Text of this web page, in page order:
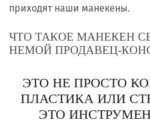
приходят наши манекены.
ЧТО ТАКОЕ МАНЕКЕН
НЕМОЙ ПРОДАВЕЦ-
ЭТО НЕ ПРОСТО
ПЛАСТИКА ИЛИ
ЭТО